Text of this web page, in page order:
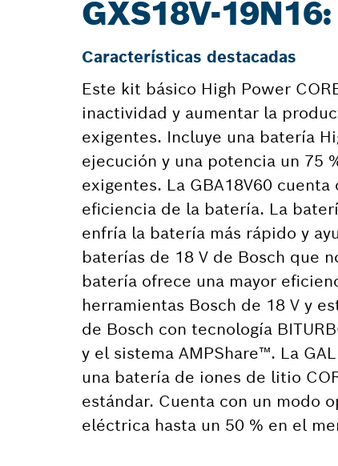
GXS18V-
Características destacadas
Este kit básico High Power
inactividad y aumentar la
exigentes. Incluye una batería
ejecución y una potencia un 75
exigentes. La GBA18V60
eficiencia de la batería. La
enfría la batería más rápido y
baterías de 18 V de Bosch que
batería ofrece una mayor
herramientas Bosch de 18 V y
de Bosch con tecnología
y el sistema AMPShare™. La
una batería de iones de litio
estándar. Cuenta con un modo
eléctrica hasta un 50 % en el